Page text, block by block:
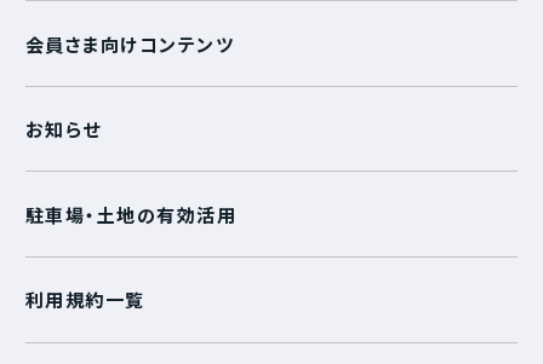
会員さま向けコンテンツ
お知らせ
駐車場・土地の有効活用
利用規約一覧